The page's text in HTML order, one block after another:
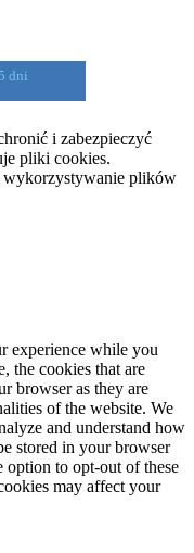
dni
i zabezpieczyć
pliki cookies.
wykorzystywanie plików
experience while you
the cookies that are
browser as they are
of the website. We
and understand how
stored in your browser
option to opt-out of these
may affect your